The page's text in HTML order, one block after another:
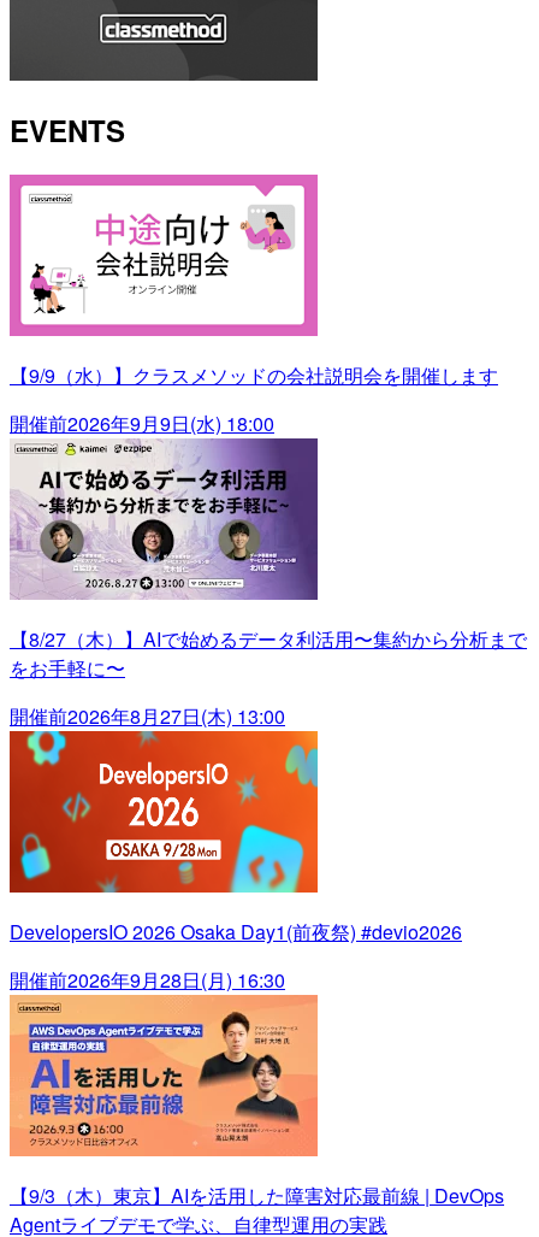
EVENTS
【9/9（水）】クラスメソッドの会社説明会を開催します
開催前2026年9月9日(水) 18:00
【8/27（木）】AIで始めるデータ利活用〜集約から分析まで
をお手軽に〜
開催前2026年8月27日(木) 13:00
DevelopersIO 2026 Osaka Day1(前夜祭) #devio2026
開催前2026年9月28日(月) 16:30
【9/3（木）東京】AIを活用した障害対応最前線 | DevOps
Agentライブデモで学ぶ、自律型運用の実践